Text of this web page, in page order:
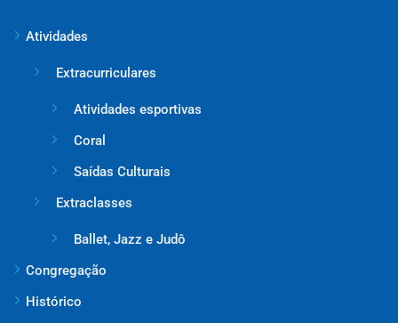
Atividades
Extracurriculares
Atividades esportivas
Coral
Saídas Culturais
Extraclasses
Ballet, Jazz e Judô
Congregação
Histórico